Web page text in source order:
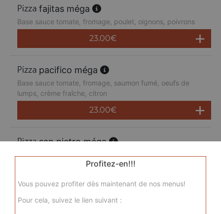
fajitas méga
Base sauce tomate, fromage, poulet, oignons, poivrons
23.00€
pacifico méga
Base sauce tomate, fromage, saumon fumé, oeufs de
lumps, crème fraîche, citron
23.00€
san pietro méga
Base sauce tomate, fromage, chorizo, jambon de dinde,
merguez, champignons
23.00€
Profitez-en!!!
Vous pouvez profiter dès maintenant de nos menus!
Pour cela, suivez le lien suivant :